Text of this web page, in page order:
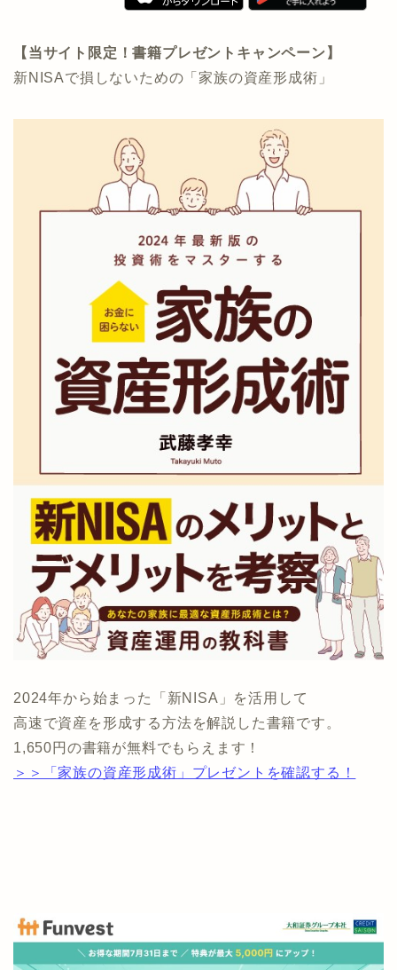
【当サイト限定！書籍プレゼントキャンペーン】
新NISAで損しないための「家族の資産形成術」
2024年から始まった「新NISA」を活用して
高速で資産を形成する方法を解説した書籍です。
1,650円の書籍が無料でもらえます！
＞＞「家族の資産形成術」プレゼントを確認する！